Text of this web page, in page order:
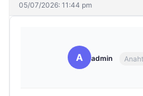
05/07/2026: 11:44 pm
A admin